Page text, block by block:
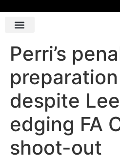
Perri’s
despite
edging FA
shoot-out